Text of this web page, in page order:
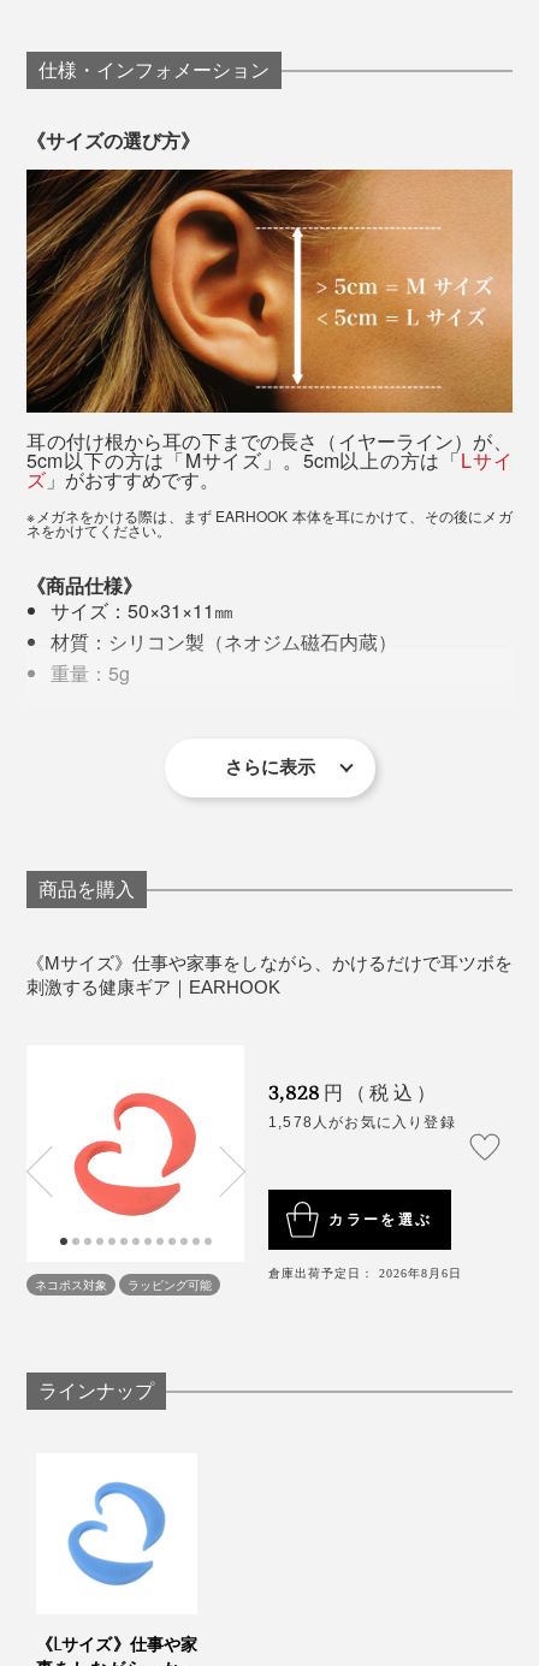
長時間同じ姿勢で一つの画面を凝視し、目などを酷使す
ると、身体だけでなく、脳も疲れてしまいます。
こんな症状が出てきたら、脳が悲鳴を上げている証拠。
物覚えが悪くなる
判断力が鈍る
イライラする
何をするのも面倒に感じる
そんな深刻な状態になる前に、自分を労ることが何より
る際は、以下のことに注意してくださいね。
正しい姿勢をキープできる椅子を使う
モニター周囲と部屋の明るさに著しい差がないよう
パソコンのディスプレイは、その画面の上端が眼の
高さとほぼ同じか、やや下になる高さにする
寝室にスマホを持ち込まない
毎日少しでも、パソコンやスマホから離れる時間を
仕様・インフォメーション
《サイズの選び方》
耳の付け根から耳の下までの長さ（イヤーライン）が、
5cm以下の方は「Mサイズ」。5cm以上の方は「Lサイ
ズ 」がおすすめです。
※メガネをかける際は、まず EARHOOK 本体を耳にかけて、その後にメガ
ネをかけてください。
《商品仕様》
サイズ：50×31×11㎜
材質：シリコン製（ネオジム磁石内蔵）
重量：5g
※1日30分以上の装着をおすすめします。
さらに表示
商品を購入
《Mサイズ》仕事や家事をしながら、かけるだけで耳ツボを
刺激する健康ギア｜EARHOOK
ネコポス対象 ラッピング可能
3,828 円（税込）
1,578人がお気に入り登録
カラーを選ぶ
倉庫出荷予定日： 2026年8月6日
ラインナップ
《Lサイズ》仕事や家